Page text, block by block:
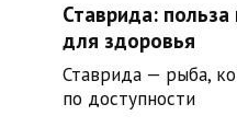
Ставрида:
для здоровья
Ставрида — рыба,
по доступности